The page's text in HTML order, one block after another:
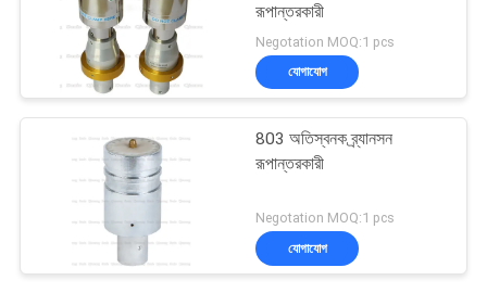
রূপান্তরকারী
Negotation MOQ:1 pcs
যোগাযোগ
803 অতিস্বনক ব্র্যানসন
রূপান্তরকারী
Negotation MOQ:1 pcs
যোগাযোগ